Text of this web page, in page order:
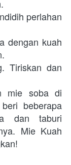
perlahan
dengan kuah
Tiriskan dan
mie soba di
beberapa
dan taburi
Mie Kuah